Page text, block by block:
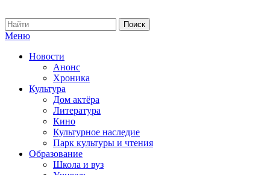
Меню
Новости
Анонс
Хроника
Культура
Дом актёра
Литература
Кино
Культурное наследие
Парк культуры и чтения
Образование
Школа и вуз